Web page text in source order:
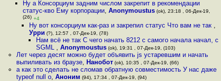
Ну а Консорциум задним числом закрепит в рекомендации
статус-кво Ему корпорации, Anonymoustus(ok), 23:18 , 06-Дек-19,
(26) +4
Ну вот консорциум как-раз и закрепил статус Что вам не так ,
Урри (?), 12:57 , 07-Дек-19, (78)
Нам всё не так С чего начать 8212 с самого начала начал, с
SGML , Anonymoustus(ok), 19:31 , 07-Дек-19, (103)
Лет через десят можно будет объявить js устаревшим и начать
выпиливать из браузе, Нанобот(ok), 10:35 , 07-Дек-19, (66)
а как это сделать не сломав обратную совместимость У нас даже
typeof null o, Аноним (94), 17:34 , 07-Дек-19, (94)